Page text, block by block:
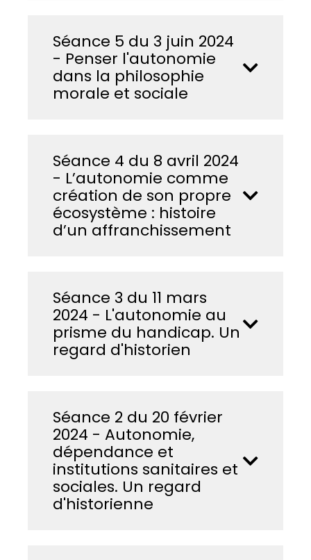
Séance 5 du 3 juin 2024
- Penser l'autonomie
dans la philosophie
morale et sociale
Séance 4 du 8 avril 2024
- L’autonomie comme
création de son propre
écosystème : histoire
d’un affranchissement
Séance 3 du 11 mars
2024 - L'autonomie au
prisme du handicap. Un
regard d'historien
Séance 2 du 20 février
2024 - Autonomie,
dépendance et
institutions sanitaires et
sociales. Un regard
d'historienne